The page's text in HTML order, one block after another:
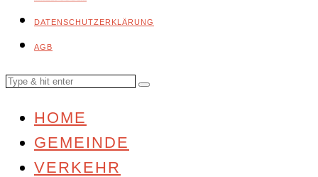
DATENSCHUTZERKLÄRUNG
AGB
HOME
GEMEINDE
VERKEHR